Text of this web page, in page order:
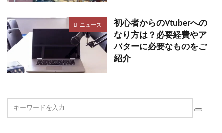
ニュース
初心者からのVtuberへの
なり方は？必要経費やア
バターに必要なものをご
紹介